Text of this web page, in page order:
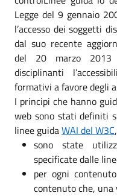
Legge del 9 gennaio
l’accesso dei soggetti
dal suo recente
del 20 marzo 2013
disciplinanti
formativi a favore degli
I principi che hanno
web sono stati definiti
linee guidaWAI del W3C
sono state
specificate dalle
per ogni
contenuto che,